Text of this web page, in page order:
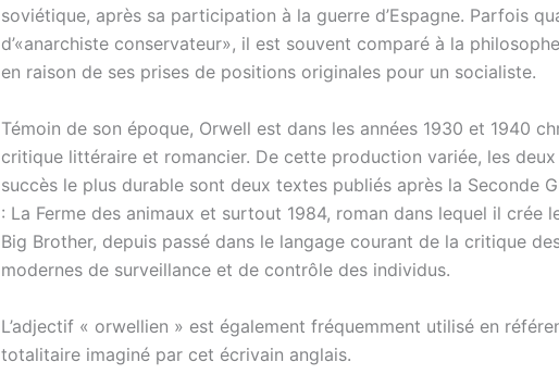
soviétique, après sa participation à la guerre d’Espagne. Parfois
d’«anarchiste conservateur», il est souvent comparé à la
en raison de ses prises de positions originales pour un socialiste.
Témoin de son époque, Orwell est dans les années 1930 et 1940
critique littéraire et romancier. De cette production variée, les
succès le plus durable sont deux textes publiés après la Seconde
: La Ferme des animaux et surtout 1984, roman dans lequel il crée
Big Brother, depuis passé dans le langage courant de la critique
modernes de surveillance et de contrôle des individus.
L’adjectif « orwellien » est également fréquemment utilisé en
totalitaire imaginé par cet écrivain anglais.